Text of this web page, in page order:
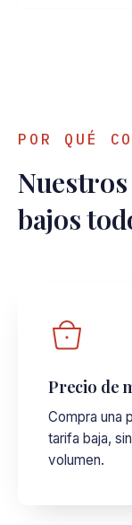
POR QUÉ
Nuestros
bajos
Precio de
Compra una
tarifa baja,
volumen.